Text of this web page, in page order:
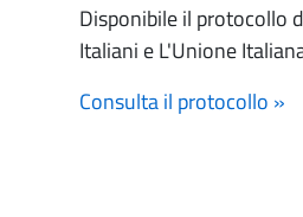
Disponibile il protocollo
Italiani e L'Unione
Consulta il protocollo »